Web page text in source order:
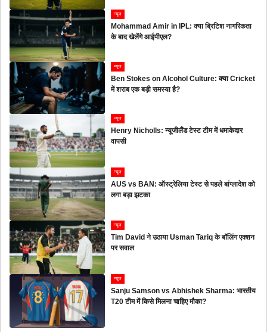
न्यूज
Mohammad Amir in IPL: क्या ब्रिटिश नागरिकता
के बाद खेलेंगे आईपीएल?
न्यूज
Ben Stokes on Alcohol Culture: क्या Cricket
में शराब एक बड़ी समस्या है?
न्यूज
Henry Nicholls: न्यूजीलैंड टेस्ट टीम में धमाकेदार
वापसी
न्यूज
AUS vs BAN: ऑस्ट्रेलिया टेस्ट से पहले बांग्लादेश को
लगा बड़ा झटका
न्यूज
Tim David ने उठाया Usman Tariq के बॉलिंग एक्शन
पर सवाल
न्यूज
Sanju Samson vs Abhishek Sharma: भारतीय
T20 टीम में किसे मिलना चाहिए मौका?